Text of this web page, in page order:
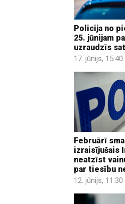
Policija no
25. jūnijam
uzraudzīs
17. jūnijs, 15:40
Februārī
izraisījušais
neatzīst
par tiesību
12. jūnijs, 11:30